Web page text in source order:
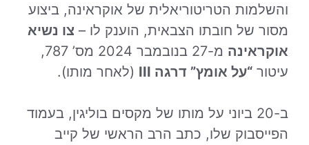
והשלמות הטריטוריאלית של אוקראינה, ביצוע
מסור של חובתו הצבאית, הוענק לו – צו נשיא
אוקראינה
מ-27 בנובמבר 2024 מס’ 787,
עיטור “על אומץ” דרגה III (לאחר מותו).
ב-20 ביוני על מותו של מקסים בוליגין, בעמוד
הפייסבוק שלו, כתב הרב הראשי של קייב